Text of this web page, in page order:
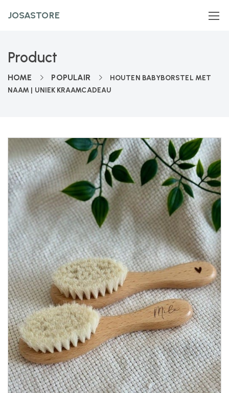
JOSASTORE
Product
HOME POPULAIR
HOUTEN BABYBORSTEL MET
NAAM | UNIEK KRAAMCADEAU